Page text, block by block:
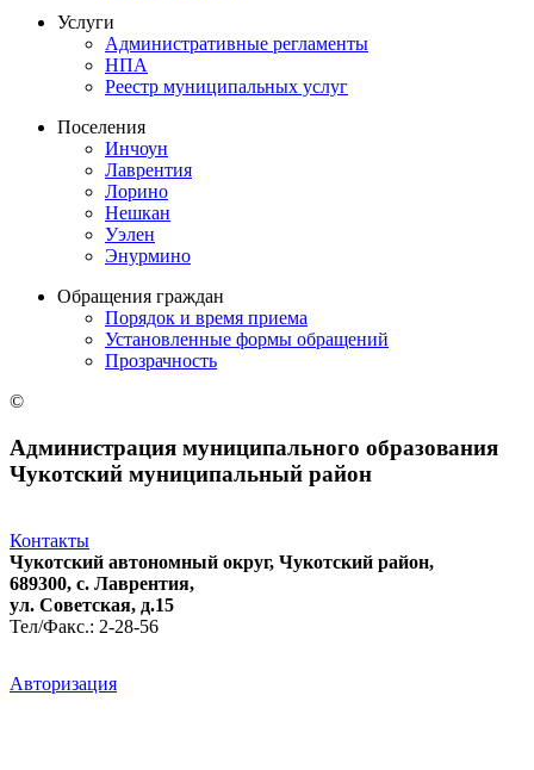
Услуги
Административные регламенты
НПА
Реестр муниципальных услуг
Поселения
Инчоун
Лаврентия
Лорино
Нешкан
Уэлен
Энурмино
Обращения граждан
Порядок и время приема
Установленные формы обращений
Прозрачность
©
Администрация муниципального образования
Чукотский муниципальный район
Контакты
Чукотский автономный округ, Чукотский район,
689300, с. Лаврентия,
ул. Советская, д.15
Тел/Факс.: 2-28-56
Авторизация